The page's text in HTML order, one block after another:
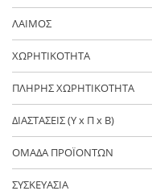
ΛΑΙΜΟΣ
ΧΩΡΗΤΙΚΟΤΗΤΑ
ΠΛΗΡΗΣ ΧΩΡΗΤΙΚΟΤΗΤΑ
ΔΙΑΣΤΑΣΕΙΣ (Y x Π x Β)
ΟΜΑΔΑ ΠΡΟΪΟΝΤΩΝ
ΣΥΣΚΕΥΑΣΙΑ